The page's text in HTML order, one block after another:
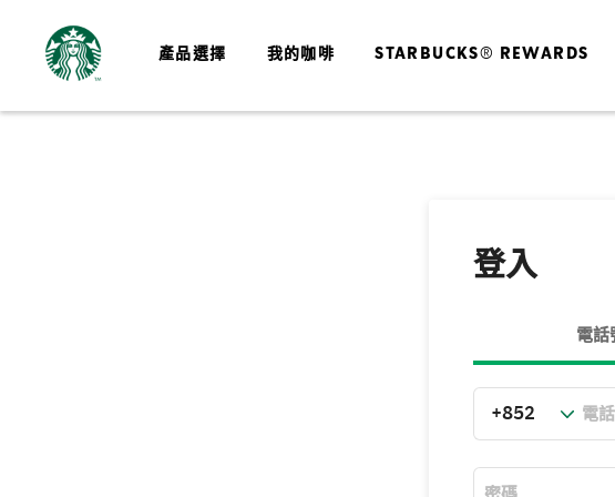
產品選擇 我的咖啡 STARBUCKS® REWARDS
登入
電話